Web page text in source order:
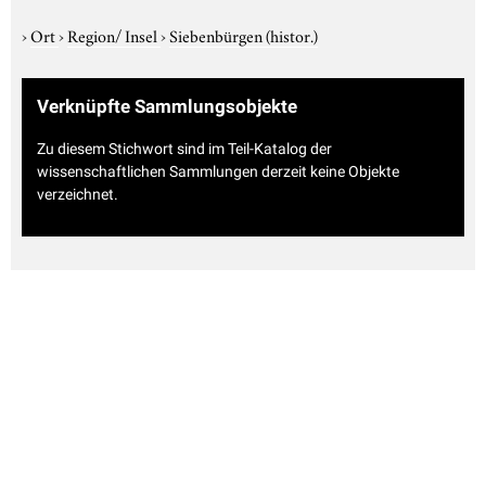
›Ort›Region/ Insel›Siebenbürgen (histor.)
Verknüpfte Sammlungsobjekte
Zu diesem Stichwort sind im Teil-Katalog der
wissenschaftlichen Sammlungen derzeit keine Objekte
verzeichnet.